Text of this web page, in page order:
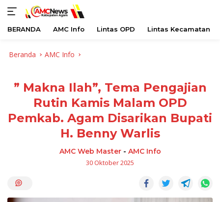
BERANDA AMC Info Lintas OPD Lintas Kecamatan
Beranda AMC Info
” Makna Ilah”, Tema Pengajian
Rutin Kamis Malam OPD
Pemkab. Agam Disarikan Bupati
H. Benny Warlis
AMC Web Master- AMC Info
30 Oktober 2025